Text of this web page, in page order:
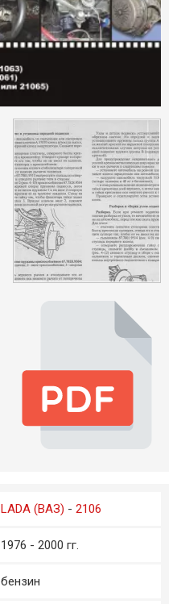
LADA (ВАЗ) - 2106
1976 - 2000 гг.
бензин